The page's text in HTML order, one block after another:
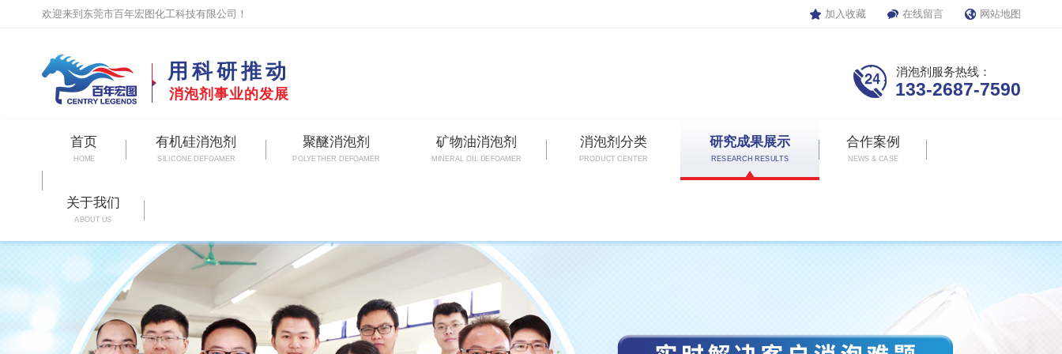
欢迎来到东莞市百年宏图化工科技有限公司！ 加入收藏 在线留言 网站地图
用科研推动
消泡剂事业的发展
消泡剂服务热线：
133-2687-7590
首页
HOME
有机硅消泡剂
SILICONE DEFOAMER
聚醚消泡剂
POLYETHER DEFOAMER
矿物油消泡剂
MINERAL OIL DEFOAMER
消泡剂分类
PRODUCT CENTER
研究成果展示
RESEARCH RESULTS
合作案例
NEWS & CASE
关于我们
ABOUT US